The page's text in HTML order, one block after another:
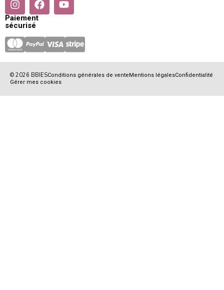
Paiement
sécurisé
© 2026 BBIESConditions générales de venteMentions légalesConfidentialité
Gérer mes cookies